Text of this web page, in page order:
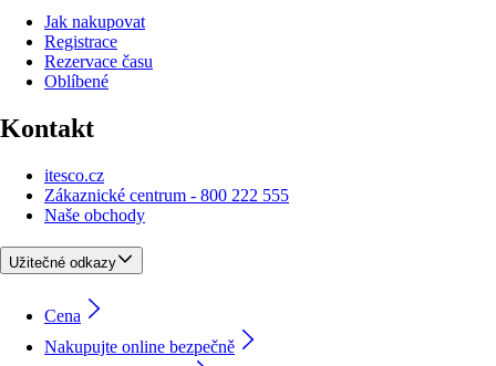
Jak nakupovat
Registrace
Rezervace času
Oblíbené
Kontakt
itesco.cz
Zákaznické centrum - 800 222 555
Naše obchody
Užitečné odkazy
Cena
Nakupujte online bezpečně